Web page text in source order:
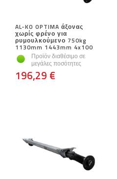
AL-KO OPTIMA άξονας
χωρίς φρένο για
ρυμουλκούμενο 750kg
1130mm 1443mm 4x100
Προϊόν διαθέσιμο σε
μεγάλες ποσότητες
196,29 €